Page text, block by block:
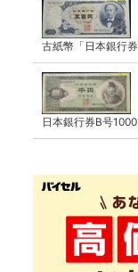
古紙幣「日本銀行
日本銀行券B号